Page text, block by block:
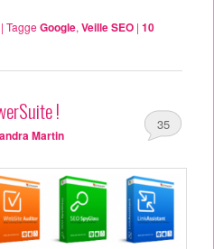
| Tagge Google, Veille SEO | 10
!
Martin
35